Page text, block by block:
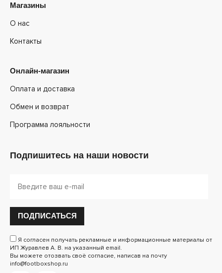
Магазины
О нас
Контакты
Онлайн-магазин
Оплата и доставка
Обмен и возврат
Программа лояльности
Подпишитесь на наши новости
ПОДПИСАТЬСЯ
Я согласен получать рекламные и информационные материалы от
ИП Журавлев А. В. на указанный email.
Вы можете отозвать своё согласие, написав на почту
info@footboxshop.ru